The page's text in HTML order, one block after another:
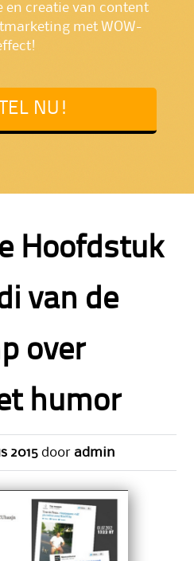
en creatie van content
met WOW-
NU!
Hoofdstuk
van de
over
humor
2015 door admin